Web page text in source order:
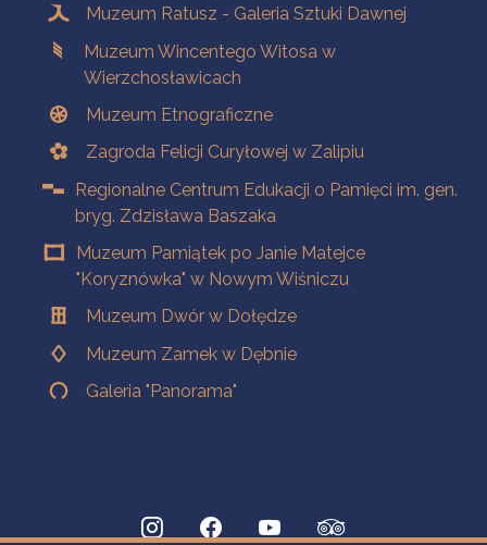
Muzeum Ratusz - Galeria Sztuki Dawnej
Muzeum Wincentego Witosa w
Wierzchosławicach
Muzeum Etnograficzne
Zagroda Felicji Curyłowej w Zalipiu
Regionalne Centrum Edukacji o Pamięci im. gen.
bryg. Zdzisława Baszaka
Muzeum Pamiątek po Janie Matejce
"Koryznówka" w Nowym Wiśniczu
Muzeum Dwór w Dołędze
Muzeum Zamek w Dębnie
Galeria "Panorama"